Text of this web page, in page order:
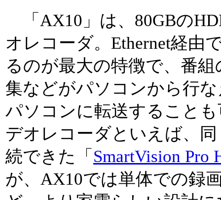
「AX10」は、80GBの
オレコーダ。Ethernet経由
るのが最大の特徴で、番
集などがパソコンから行
パソコンに転送すること
デオレコーダといえば、
続できた「 SmartVision Pro
が、AX10では単体での録